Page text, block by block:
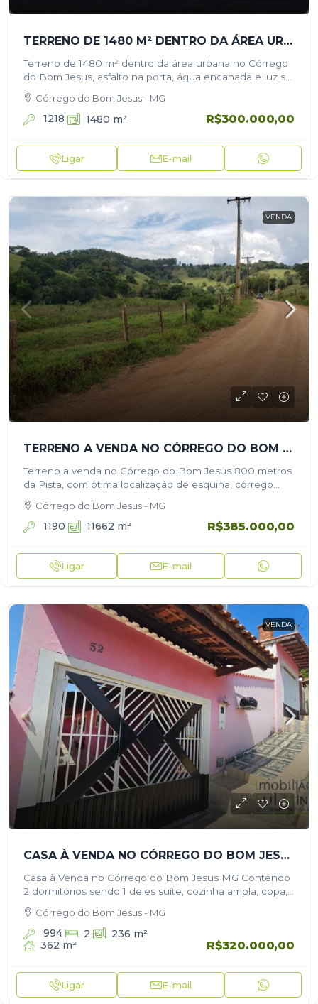
TERRENO DE 1480 M² DENTRO DA ÁREA URBANA
Terreno de 1480 m² dentro da área urbana no Córrego
do Bom Jesus, asfalto na porta, água encanada e luz só
pedir ligação. possuí as seguintes medidas 15…
Córrego do Bom Jesus - MG
1218 1480 m² R$300.000,00
Ligar E-mail
VENDA
TERRENO A VENDA NO CÓRREGO DO BOM JESUS 800 METROS DA PISTA
Terreno a venda no Córrego do Bom Jesus 800 metros
da Pista, com ótima localização de esquina, córrego
principal. Terreno…
Córrego do Bom Jesus - MG
1190 11662 m² R$385.000,00
Ligar E-mail
VENDA
CASA À VENDA NO CÓRREGO DO BOM JESUS MG
Casa à Venda no Córrego do Bom Jesus MG Contendo
2 dormitórios sendo 1 deles suíte, cozinha ampla, copa,
2 salas podendo uma ser transformada uma em
dormitório,…
Córrego do Bom Jesus - MG
994 2 236 m²
362 m² R$320.000,00
Ligar E-mail